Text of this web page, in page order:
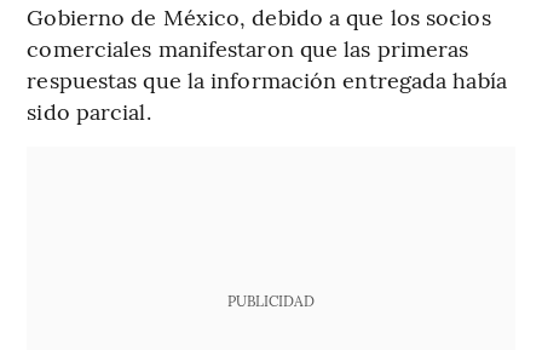
Gobierno de México, debido a que los socios
comerciales manifestaron que las primeras
respuestas que la información entregada había
sido parcial.
PUBLICIDAD